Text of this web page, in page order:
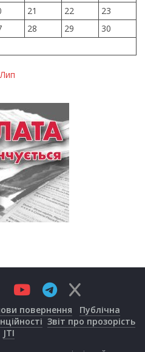
21 22
23
28 29
30
повернення
Публічна
Звіт про прозорість
JTI